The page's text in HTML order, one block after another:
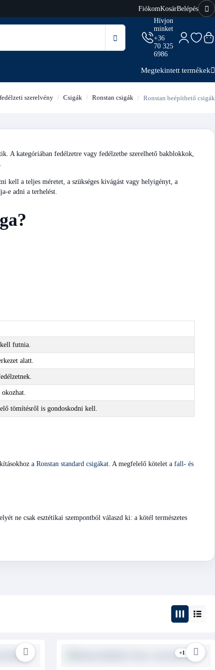
FiókomKosárBelépés
Hívjon
minket
+36
70 325
6986
Megtekintett termékek
szerelvény Csigák Ronstan csigák Ronstan beépíthető csigák
A kategóriában fedélzetre vagy fedélzetbe szerelhető bakblokkok,
kell a teljes méretet, a szükséges kivágást vagy helyigényt, a
e adni a terhelést.
futnia.
alatt.
okozhat.
tömítésről is gondoskodni kell.
a Ronstan standard csigákat . A megfelelő kötelet a fall- és
ne csak esztétikai szempontból válaszd ki: a kötél természetes
+1 kivitel